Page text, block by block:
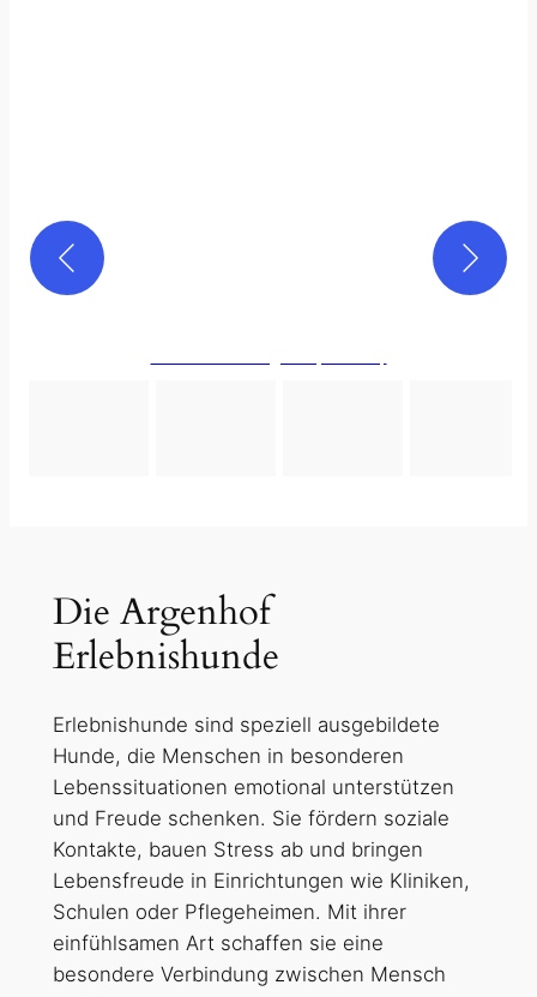
Die Argenhof
Erlebnishunde
Erlebnishunde sind speziell ausgebildete
Hunde, die Menschen in besonderen
Lebenssituationen emotional unterstützen
und Freude schenken. Sie fördern soziale
Kontakte, bauen Stress ab und bringen
Lebensfreude in Einrichtungen wie Kliniken,
Schulen oder Pflegeheimen. Mit ihrer
einfühlsamen Art schaffen sie eine
besondere Verbindung zwischen Mensch